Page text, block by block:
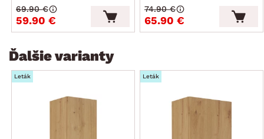
59.90 €
69.90 €
65.90 €
74.90 €
Ďalšie varianty
Leták Leták